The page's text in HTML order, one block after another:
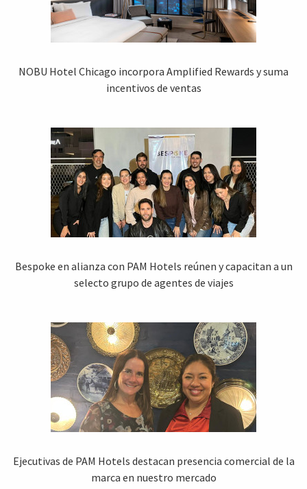
NOBU Hotel Chicago incorpora Amplified Rewards y suma
incentivos de ventas
Bespoke en alianza con PAM Hotels reúnen y capacitan a un
selecto grupo de agentes de viajes
Ejecutivas de PAM Hotels destacan presencia comercial de la
marca en nuestro mercado